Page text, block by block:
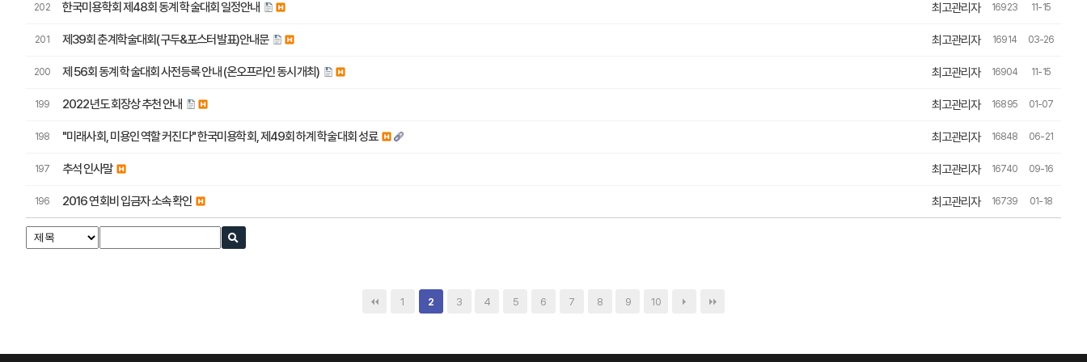
202 한국미용학회 제48회 동계 학술대회 일정안내 최고관리자 16923 11-15
201 제39회 춘계학술대회(구두&포스터발표)안내문 최고관리자 16914 03-26
200 제 56회 동계 학술대회 사전등록 안내 (온오프라인 동시개최) 최고관리자 16904 11-15
199 2022년도 회장상 추천 안내 최고관리자 16895 01-07
198 "미래사회, 미용인 역할 커진다" 한국미용학회, 제49회 하계 학술대회 성료 최고관리자 16848 06-21
197 추석 인사말 최고관리자 16740 09-16
196 2016 연회비 입금자 소속 확인 최고관리자 16739 01-18
1 2 3 4 5 6 7 8 9 10